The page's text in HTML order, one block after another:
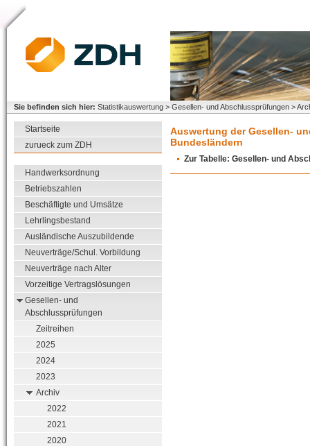
Sie befinden sich hier: Statistikauswertung > Gesellen- und Abschlussprüfungen >
Auswertung der Gesellen-
Bundesländern
Zur Tabelle: Gesellen- und
Startseite
zurueck zum ZDH
Handwerksordnung
Betriebszahlen
Beschäftigte und Umsätze
Lehrlingsbestand
Ausländische Auszubildende
Neuverträge/Schul. Vorbildung
Neuverträge nach Alter
Vorzeitige Vertragslösungen
Gesellen- und
Abschlussprüfungen
Zeitreihen
2025
2024
2023
Archiv
2022
2021
2020